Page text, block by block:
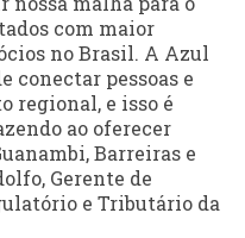
com maior
no Brasil. A Azul
conectar pessoas e
regional, e isso é
ao oferecer
Barreiras e
Gerente de
e Tributário da